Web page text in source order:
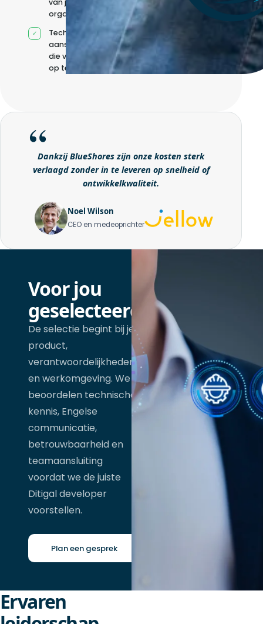
van jouw
organisatie
Technische
aansturing zonder
die volledig intern
op te bouwen
Dankzij BlueShores zijn onze kosten sterk
verlaagd zonder in te leveren op snelheid of
ontwikkelkwaliteit.
Noel Wilson
CEO en medeoprichter
Voor jou
geselecteerd
De selectie begint bij je
product,
verantwoordelijkheden
en werkomgeving. We
beoordelen technische
kennis, Engelse
communicatie,
betrouwbaarheid en
teamaansluiting
voordat we de juiste
Ditigal developer
voorstellen.
Plan een gesprek
Ervaren